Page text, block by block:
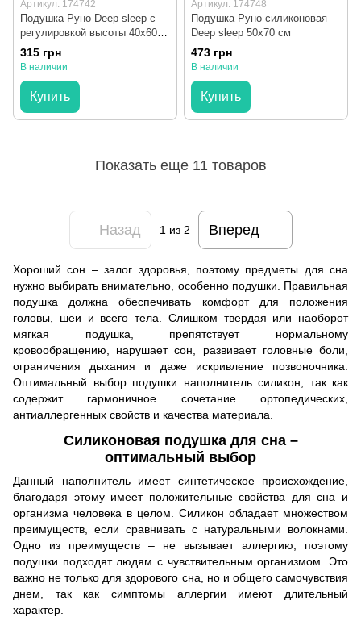
Артикул: 174742
Подушка Руно Deep sleep с
регулировкой высоты 40x60
см
315 грн
В наличии
Купить
Артикул: 174748
Подушка Руно силиконовая
Deep sleep 50x70 см
473 грн
В наличии
Купить
Показать еще 11 товаров
Назад 1из 2 Вперед
Хороший сон – залог здоровья, поэтому предметы для сна
нужно выбирать внимательно, особенно подушки. Правильная
подушка должна обеспечивать комфорт для положения
головы, шеи и всего тела. Слишком твердая или наоборот
мягкая подушка, препятствует нормальному
кровообращению, нарушает сон, развивает головные боли,
ограничения дыхания и даже искривление позвоночника.
Оптимальный выбор подушки наполнитель силикон, так как
содержит гармоничное сочетание ортопедических,
антиаллергенных свойств и качества материала.
Силиконовая подушка для сна –
оптимальный выбор
Данный наполнитель имеет синтетическое происхождение,
благодаря этому имеет положительные свойства для сна и
организма человека в целом. Силикон обладает множеством
преимуществ, если сравнивать с натуральными волокнами.
Одно из преимуществ – не вызывает аллергию, поэтому
подушки подходят людям с чувствительным организмом. Это
важно не только для здорового сна, но и общего самочувствия
днем, так как симптомы аллергии имеют длительный
характер.